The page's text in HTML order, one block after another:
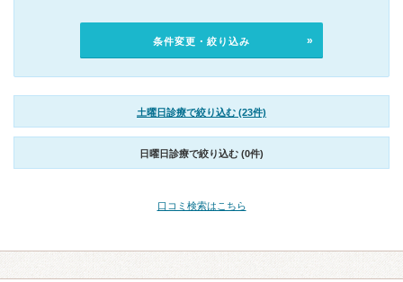
条件変更・絞り込み
土曜日診療で絞り込む (23件)
日曜日診療で絞り込む (0件)
口コミ検索はこちら